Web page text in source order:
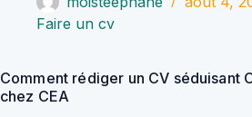
Faire un cv
Comment rédiger un CV séduisant
chez CEA